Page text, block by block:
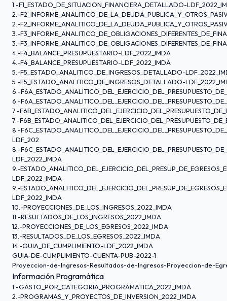
1.-F1_ESTADO_DE_SITUACION_FINANCIERA_DETALLADO-
2.-
2.-
3.-
3.-
4.-F4_BALANCE_PRESUPUESTARIO-LDF_2022_IMDA
4.-F4_BALANCE_PRESUPUESTARIO-LDF_2022_IMDA
5.-F5_ESTADO_ANALITICO_DE_INGRESOS_DETALLADO-
5.-F5_ESTADO_ANALITICO_DE_INGRESOS_DETALLADO-
6.-
6.-
7.-
7.-
8.-
LDF_202
8.-
LDF_2022_IMDA
9.-
LDF_2022_IMDA
9.-
LDF_2022_IMDA
10.-PROYECCIONES_DE_LOS_INGRESOS_2022_IMDA
11.-RESULTADOS_DE_LOS_INGRESOS_2022_IMDA
12.-PROYECCIONES_DE_LOS_EGRESOS_2022_IMDA
13.-RESULTADOS_DE_LOS_EGRESOS_2022_IMDA
14.-GUIA_DE_CUMPLIMIENTO-LDF_2022_IMDA
GUIA-DE-CUMPLIMIENTO-CUENTA-PUB-2022-1
Proyeccion-de-Ingresos-Resultados-de-Ingresos-Proyeccion-de-
Información Programática
1.-GASTO_POR_CATEGORIA_PROGRAMATICA_2022_IMDA
2.-PROGRAMAS_Y_PROYECTOS_DE_INVERSION_2022_IMDA